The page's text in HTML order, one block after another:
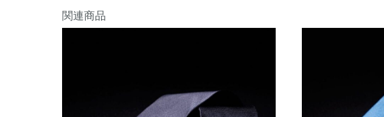
関連商品